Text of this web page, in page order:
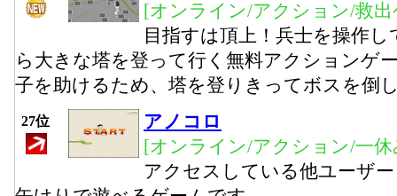
[オンライン/アクション/救
目指すは頂上！兵士を操作
ら大きな塔を登って行く無料アクションゲ
子を助けるため、塔を登りきってボスを倒
27位
アノコロ
[オンライン/アクション/一
アクセスしている他ユーザ